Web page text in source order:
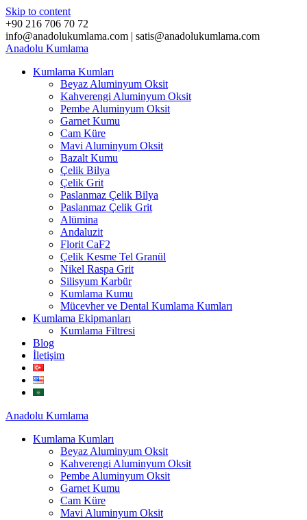
Skip to content
+90 216 706 70 72
info@anadolukumlama.com | satis@anadolukumlama.com
Anadolu Kumlama
Kumlama Kumları
Beyaz Aluminyum Oksit
Kahverengi Aluminyum Oksit
Pembe Aluminyum Oksit
Garnet Kumu
Cam Küre
Mavi Aluminyum Oksit
Bazalt Kumu
Çelik Bilya
Çelik Grit
Paslanmaz Çelik Bilya
Paslanmaz Çelik Grit
Alümina
Andaluzit
Florit CaF2
Çelik Kesme Tel Granül
Nikel Raspa Grit
Silisyum Karbür
Kumlama Kumu
Mücevher ve Dental Kumlama Kumları
Kumlama Ekipmanları
Kumlama Filtresi
Blog
İletişim
Anadolu Kumlama
Kumlama Kumları
Beyaz Aluminyum Oksit
Kahverengi Aluminyum Oksit
Pembe Aluminyum Oksit
Garnet Kumu
Cam Küre
Mavi Aluminyum Oksit